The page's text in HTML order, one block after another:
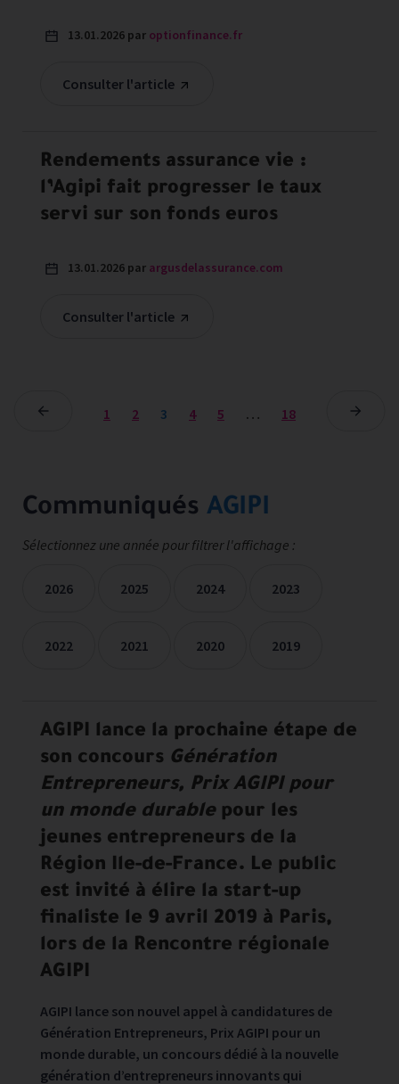
Consulter l'article
13.01.2026 par optionfinance.fr
Rendements assurance vie :
l’Agipi fait progresser le taux
servi sur son fonds euros
Consulter l'article
13.01.2026 par argusdelassurance.com
1 2 3 4 5 … 18
Communiqués AGIPI
Sélectionnez une année pour filtrer l'affichage :
2026 2025 2024 2023
2022 2021 2020 2019
AGIPI lance la prochaine étape de
son concours Génération
Entrepreneurs, Prix AGIPI pour
un monde durablepour les
jeunes entrepreneurs de la
Région Ile-de-France. Le public
est invité à élire la start-up
finaliste le 9 avril 2019 à Paris,
lors de la Rencontre régionale
AGIPI
AGIPI lance son nouvel appel à candidatures de
Génération Entrepreneurs, Prix AGIPI pour un
monde durable, un concours dédié à la nouvelle
génération d’entrepreneurs innovants qui